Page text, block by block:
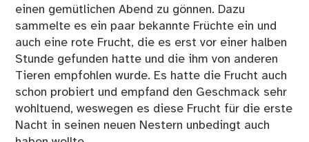
einen gemütlichen Abend zu gönnen. Dazu
sammelte es ein paar bekannte Früchte ein und
auch eine rote Frucht, die es erst vor einer halben
Stunde gefunden hatte und die ihm von anderen
Tieren empfohlen wurde. Es hatte die Frucht auch
schon probiert und empfand den Geschmack sehr
wohltuend, weswegen es diese Frucht für die erste
Nacht in seinen neuen Nestern unbedingt auch